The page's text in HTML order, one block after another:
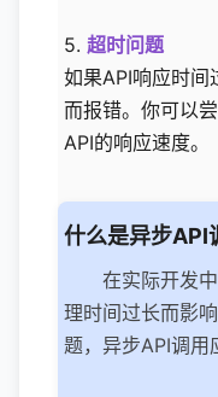
5. 超时问题
如果API响应时间
而报错。你可以
API的响应速度。
什么是异步API
在实际开发
理时间过长而影
题，异步API调用